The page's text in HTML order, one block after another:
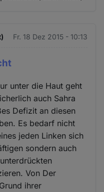
Fr. 18 Dez 2015 - 10:13
unter die Haut geht
auch Sahra
Defizit an diesen
Es bedarf nicht
jeden Linken sich
sondern auch
Von Der
ihrer